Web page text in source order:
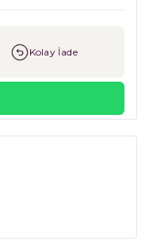
Kolay İade